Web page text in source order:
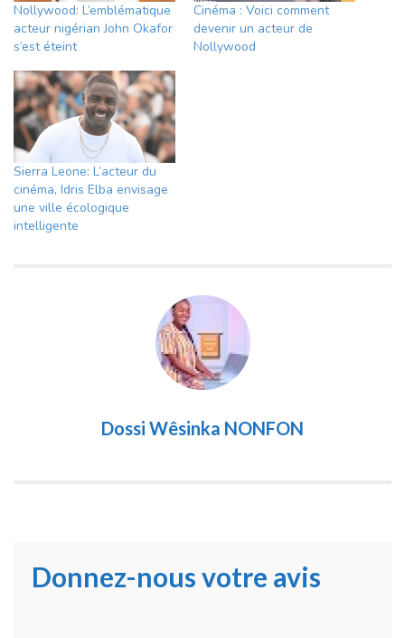
Nollywood: L’emblématique
acteur nigérian John Okafor
s’est éteint
Cinéma : Voici comment
devenir un acteur de
Nollywood
Sierra Leone: L’acteur du
cinéma, Idris Elba envisage
une ville écologique
intelligente
Dossi Wêsinka NONFON
Donnez-nous votre avis